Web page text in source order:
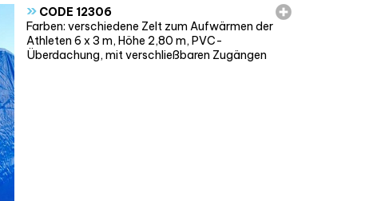
» CODE 12306
Farben: verschiedene Zelt zum Aufwärmen der
Athleten 6 x 3 m, Höhe 2,80 m, PVC-
Überdachung, mit verschließbaren Zugängen